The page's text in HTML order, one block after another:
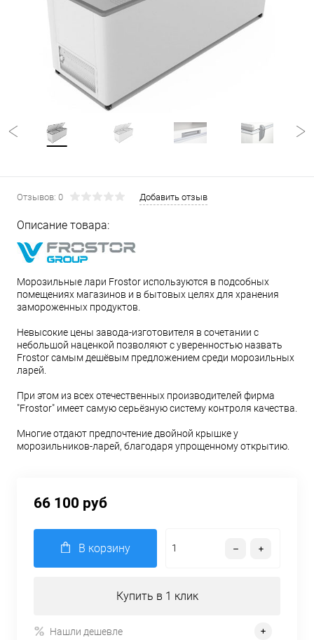
Отзывов: 0 Добавить отзыв
Описание товара:
Морозильные лари Frostor используются в подсобных
помещениях магазинов и в бытовых целях для хранения
замороженных продуктов.
Невысокие цены завода-изготовителя в сочетании с
небольшой наценкой позволяют с уверенностью назвать
Frostor самым дешёвым предложением среди морозильных
ларей.
При этом из всех отечественных производителей фирма
"Frostor" имеет самую серьёзную систему контроля качества.
Многие отдают предпочтение двойной крышке у
морозильников-ларей, благодаря упрощенному открытию.
66 100 руб
В корзину
Купить в 1 клик
Нашли дешевле